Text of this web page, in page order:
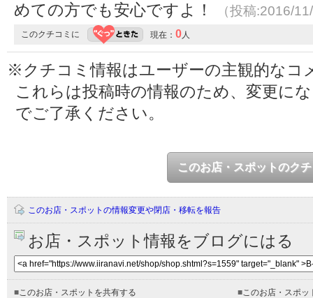
めての方でも安心ですよ！
（投稿:2016/
このクチコミに 現在： 0人
※クチコミ情報はユーザーの主観的なコ
これらは投稿時の情報のため、変更に
でご了承ください。
このお店・スポットのク
このお店・スポットの情報変更や閉店・移転を報告
お店・スポット情報をブログにはる
■このお店・スポットを共有する ■このお店・スポッ